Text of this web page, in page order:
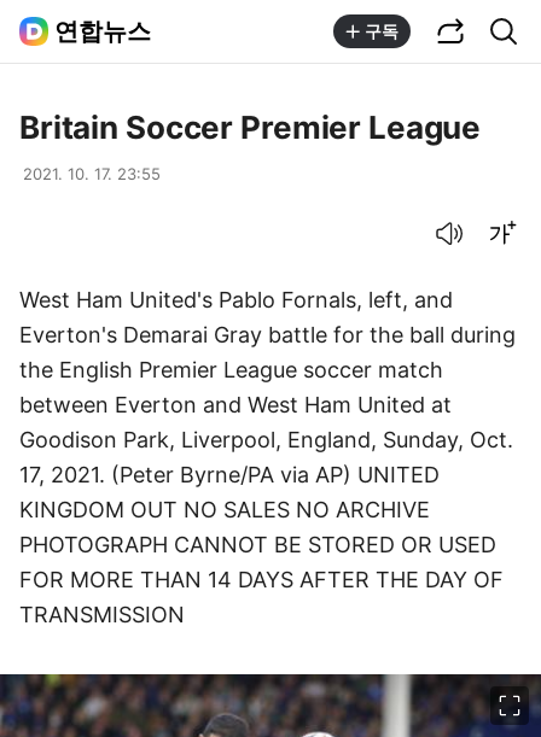
연합뉴스 구독
Britain Soccer Premier League
2021. 10. 17. 23:55
West Ham United's Pablo Fornals, left, and
Everton's Demarai Gray battle for the ball during
the English Premier League soccer match
between Everton and West Ham United at
Goodison Park, Liverpool, England, Sunday, Oct.
17, 2021. (Peter Byrne/PA via AP) UNITED
KINGDOM OUT NO SALES NO ARCHIVE
PHOTOGRAPH CANNOT BE STORED OR USED
FOR MORE THAN 14 DAYS AFTER THE DAY OF
TRANSMISSION